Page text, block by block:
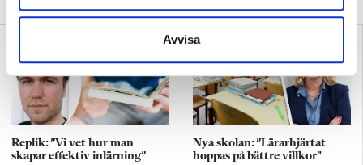
Avvisa
Replik: ”Vi vet hur man
skapar effektiv inlärning”
Nya skolan: ”Lärarhjärtat
hoppas på bättre villkor"